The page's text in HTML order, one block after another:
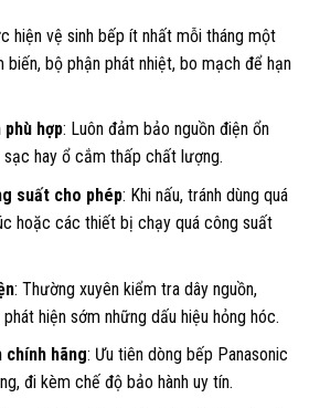
hiện vệ sinh bếp ít nhất mỗi tháng một
bộ phận phát nhiệt, bo mạch để hạn
hợp: Luôn đảm bảo nguồn điện ổn
hay ổ cắm thấp chất lượng.
suất cho phép: Khi nấu, tránh dùng quá
hoặc các thiết bị chạy quá công suất
: Thường xuyên kiểm tra dây nguồn,
hiện sớm những dấu hiệu hỏng hóc.
chính hãng: Ưu tiên dòng bếp Panasonic
đi kèm chế độ bảo hành uy tín.